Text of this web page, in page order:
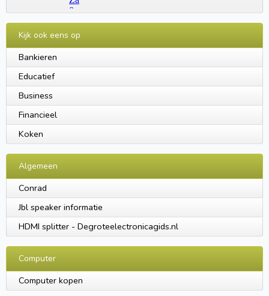
Kijk ook eens op
Bankieren
Educatief
Business
Financieel
Koken
Algemeen
Conrad
Jbl speaker informatie
HDMI splitter - Degroteelectronicagids.nl
Computer
Computer kopen